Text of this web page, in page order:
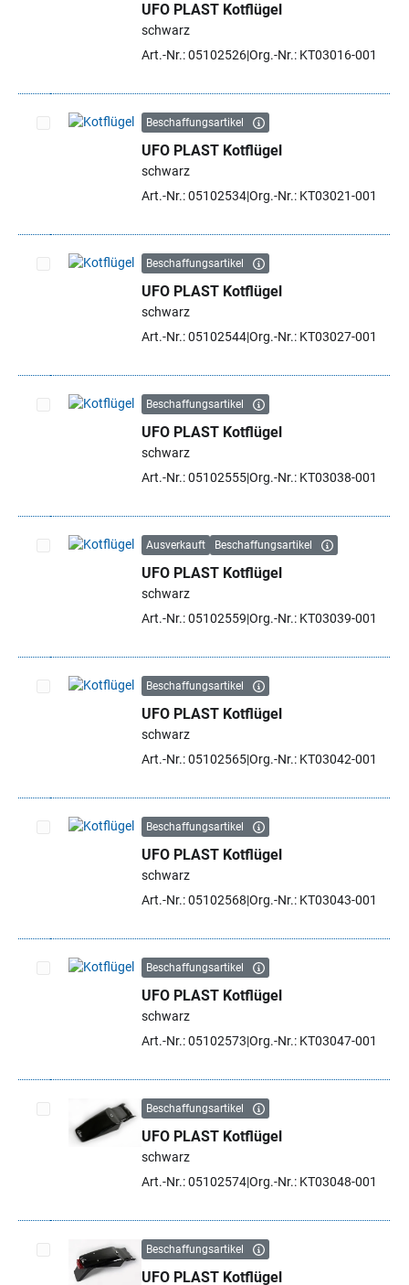
Artikel auswählen
UFO PLAST Kotflügel
schwarz
Art.-Nr.: 05102526Org.-Nr.: KT03016-001
Artikel auswählen
Beschaffungsartikel
UFO PLAST Kotflügel
schwarz
Art.-Nr.: 05102534Org.-Nr.: KT03021-001
Artikel auswählen
Beschaffungsartikel
UFO PLAST Kotflügel
schwarz
Art.-Nr.: 05102544Org.-Nr.: KT03027-001
Artikel auswählen
Beschaffungsartikel
UFO PLAST Kotflügel
schwarz
Art.-Nr.: 05102555Org.-Nr.: KT03038-001
Artikel auswählen
Ausverkauft Beschaffungsartikel
UFO PLAST Kotflügel
schwarz
Art.-Nr.: 05102559 Org.-Nr.: KT03039-001
Artikel auswählen
Beschaffungsartikel
UFO PLAST Kotflügel
schwarz
Art.-Nr.: 05102565Org.-Nr.: KT03042-001
Artikel auswählen
Beschaffungsartikel
UFO PLAST Kotflügel
schwarz
Art.-Nr.: 05102568 Org.-Nr.: KT03043-001
Artikel auswählen
Beschaffungsartikel
UFO PLAST Kotflügel
schwarz
Art.-Nr.: 05102573 Org.-Nr.: KT03047-001
Artikel auswählen
Beschaffungsartikel
UFO PLAST Kotflügel
schwarz
Art.-Nr.: 05102574Org.-Nr.: KT03048-001
Beschaffungsartikel
UFO PLAST Kotflügel